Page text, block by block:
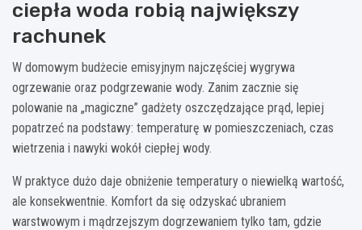
ciepła woda robią największy
rachunek
W domowym budżecie emisyjnym najczęściej wygrywa
ogrzewanie oraz podgrzewanie wody. Zanim zacznie się
polowanie na „magiczne” gadżety oszczędzające prąd, lepiej
popatrzeć na podstawy: temperaturę w pomieszczeniach, czas
wietrzenia i nawyki wokół ciepłej wody.
W praktyce dużo daje obniżenie temperatury o niewielką wartość,
ale konsekwentnie. Komfort da się odzyskać ubraniem
warstwowym i mądrzejszym dogrzewaniem tylko tam, gdzie